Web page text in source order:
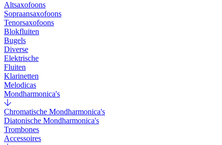
Altsaxofoons
Sopraansaxofoons
Tenorsaxofoons
Blokfluiten
Bugels
Diverse
Elektrische
Fluiten
Klarinetten
Melodicas
Mondharmonica's
Chromatische Mondharmonica's
Diatonische Mondharmonica's
Trombones
Accessoires